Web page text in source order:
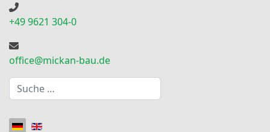
+49 9621 304-0
office@mickan-bau.de
Suchen
Sprache auswählen